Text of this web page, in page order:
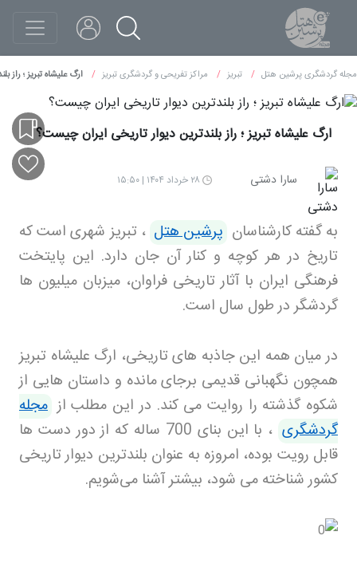
مجله گردشگری پرشین هتل تبریز مراکز تفریحی و گردشگری تبریز ارگ علیشاه تبریز ؛ راز
ارگ علیشاه تبریز ؛ راز بلندترین دیوار تاریخی ایران چیست؟
سارا دشتی ۲۸ خرداد ۱۴۰۴ | ۱۵:۵۰
به گفته کارشناسان پرشین هتل ، تبریز شهری است که
تاریخ در هر کوچه و کنار آن جان دارد. این پایتخت
فرهنگی ایران با آثار تاریخی فراوان، میزبان میلیون ها
گردشگر در طول سال است.
در میان همه این جاذبه های تاریخی، ارگ علیشاه تبریز
همچون نگهبانی قدیمی برجای مانده و داستان هایی از
شکوه گذشته را روایت می کند. در این مطلب از مجله
گردشگری
، با این بنای 700 ساله که از دور دست ها
قابل رویت بوده، امروزه به عنوان بلندترین دیوار تاریخی
کشور شناخته می شود، بیشتر آشنا می‌شویم.